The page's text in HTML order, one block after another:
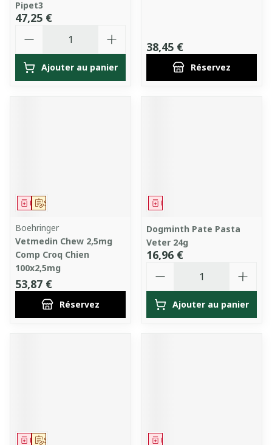
Pipet3
47,25 €
Ajouter au panier
38,45 €
Réservez
Sur prescription
Médicament
Boehringer
Vetmedin Chew 2,5mg
Comp Croq Chien
100x2,5mg
53,87 €
Réservez
Médicament
Dogminth Pate Pasta
Veter 24g
16,96 €
Ajouter au panier
Sur prescription
Médicament Médicament